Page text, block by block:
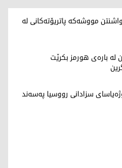
مووشەکە پاتریۆتەکانی لە
لە بارەی هورمز بکرێت
سزادانی رووسیا په‌سه‌ند